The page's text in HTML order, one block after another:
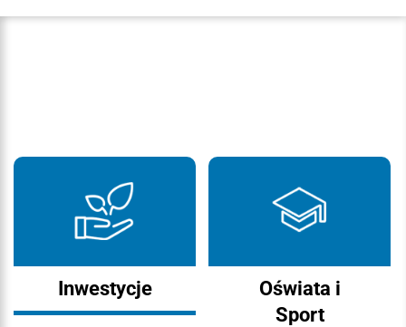
Inwestycje
Oświata i
Sport